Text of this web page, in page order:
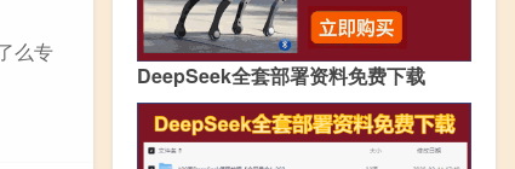
么专
DeepSeek全套部署资料免费下载